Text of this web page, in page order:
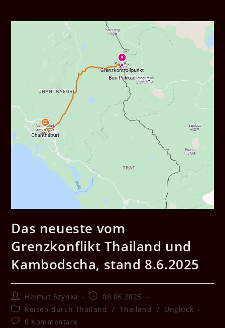
Das neueste vom
Grenzkonflikt Thailand und
Kambodscha, stand 8.6.2025
Beitrags-
Autor:
Helmut Szynka
Beitrag
veröffentlicht:
08.06.2025
Beitrags-
Kategorie:
Reisen durch Thailand / Thailand / Unglück
Beitrags-
0 Kommentare